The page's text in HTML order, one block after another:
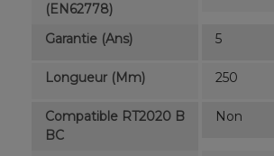
(EN62778)
Garantie (ans) 5
Longueur (mm) 250
Compatible RT2020 B
BC
Non